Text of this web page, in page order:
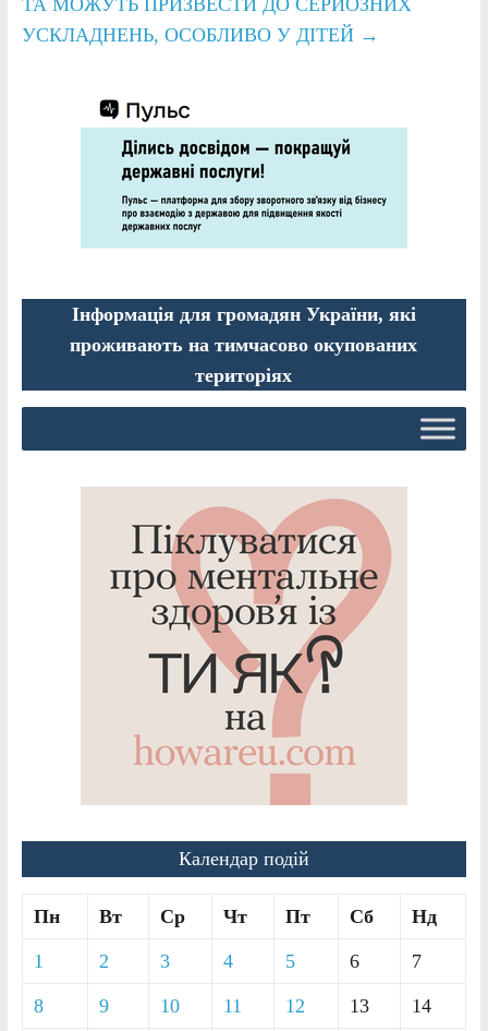
УСКЛАДНЕНЬ, ОСОБЛИВО У ДІТЕЙ →
Інформація для громадян України, які
проживають на тимчасово окупованих
територіях
Календар подій
Пн Вт Ср Чт Пт Сб Нд
1 2 3 4 5 6 7
8 9 10 11 12 13 14